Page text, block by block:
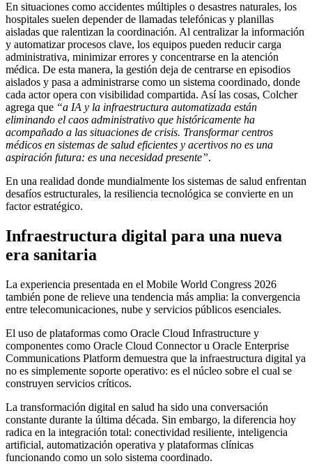
En situaciones como accidentes múltiples o desastres naturales, los
hospitales suelen depender de llamadas telefónicas y planillas
aisladas que ralentizan la coordinación. Al centralizar la información
y automatizar procesos clave, los equipos pueden reducir carga
administrativa, minimizar errores y concentrarse en la atención
médica. De esta manera, la gestión deja de centrarse en episodios
aislados y pasa a administrarse como un sistema coordinado, donde
cada actor opera con visibilidad compartida. Así las cosas, Colcher
agrega que “a IA y la infraestructura automatizada están
eliminando el caos administrativo que históricamente ha
acompañado a las situaciones de crisis. Transformar centros
médicos en sistemas de salud eficientes y acertivos no es una
aspiración futura: es una necesidad presente”.
En una realidad donde mundialmente los sistemas de salud enfrentan
desafíos estructurales, la resiliencia tecnológica se convierte en un
factor estratégico.
Infraestructura digital para una nueva
era sanitaria
La experiencia presentada en el Mobile World Congress 2026
también pone de relieve una tendencia más amplia: la convergencia
entre telecomunicaciones, nube y servicios públicos esenciales.
El uso de plataformas como Oracle Cloud Infrastructure y
componentes como Oracle Cloud Connector u Oracle Enterprise
Communications Platform demuestra que la infraestructura digital ya
no es simplemente soporte operativo: es el núcleo sobre el cual se
construyen servicios críticos.
La transformación digital en salud ha sido una conversación
constante durante la última década. Sin embargo, la diferencia hoy
radica en la integración total: conectividad resiliente, inteligencia
artificial, automatización operativa y plataformas clínicas
funcionando como un solo sistema coordinado.